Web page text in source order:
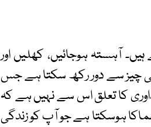
آہستہ ہوجائیں، کھلیں اور
چیز سے دور رکھ سکتا ہے جس
کا تعلق اس سے نہیں ہے کہ
ہوسکتا ہے جو آپ کو زندگی